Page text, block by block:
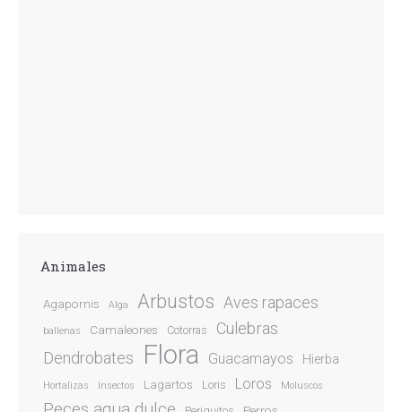
Animales
Agapornis Alga Arbustos Aves rapaces
ballenas Camaleones Cotorras Culebras
Dendrobates Flora Guacamayos Hierba
Hortalizas Insectos Lagartos Loris Loros Moluscos